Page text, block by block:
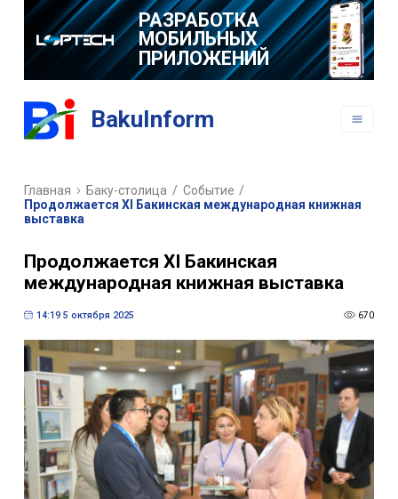
РАЗРАБОТКА
МОБИЛЬНЫХ
ПРИЛОЖЕНИЙ
BakuInform
Главная Баку-столица / Событие /
Продолжается XI Бакинская международная книжная
выставка
Продолжается XI Бакинская
международная книжная выставка
14:19 5 октября 2025 670